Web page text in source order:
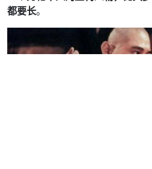
都要长。